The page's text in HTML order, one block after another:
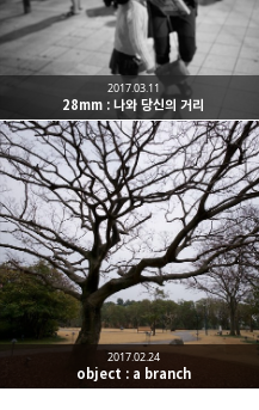
28mm : 나와 당신의 거리
2017.03.11
object : a branch
2017.02.24